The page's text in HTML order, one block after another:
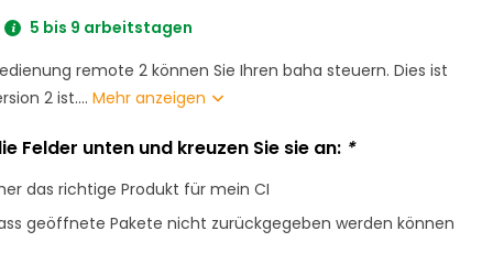
5 bis 9 arbeitstagen
remote 2 können Sie Ihren baha steuern. Dies ist
2 ist....Mehr anzeigen
Felder unten und kreuzen Sie sie an: *
das richtige Produkt für mein CI
geöffnete Pakete nicht zurückgegeben werden können